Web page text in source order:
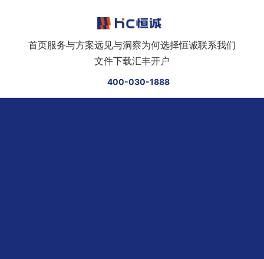
首页服务与方案远见与洞察为何选择恒诚联系我们
文件下载汇丰开户
400-030-1888